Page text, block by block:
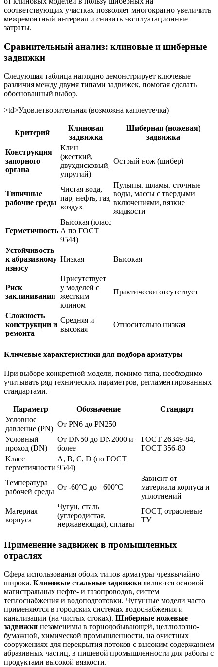
соответствующих участках позволяет многократно увеличить
межремонтный интервал и снизить эксплуатационные
затраты.
Сравнительный анализ: клиновые и шиберные
задвижки
Следующая таблица наглядно демонстрирует ключевые
различия между двумя типами задвижек, помогая сделать
обоснованный выбор.
>td>Удовлетворительная (возможна каплеутечка)
Критерий
Клиновая
задвижка
Шиберная (ножевая)
задвижка
Конструкция
запорного
органа
Клин
(жесткий,
двухдисковый,
упругий)
Острый нож (шибер)
Типичные
рабочие среды
Чистая вода,
пар, нефть, газ,
воздух
Пулыпы, шламы, сточные
воды, массы с твердыми
включениями, вязкие
жидкости
Герметичность
Высокая (класс
А по ГОСТ
9544)
Устойчивость
к абразивному
износу
Низкая Высокая
Риск
заклинивания
Присутствует
у моделей с
жестким
клином
Практически отсутствует
Сложность
конструкции и
ремонта
Средняя и
высокая
Относительно низкая
Ключевые характеристики для подбора арматуры
При выборе конкретной модели, помимо типа, необходимо
учитывать ряд технических параметров, регламентированных
стандартами.
Параметр Обозначение
Стандарт
Условное
давление (PN)
От PN6 до PN250
ГОСТ 26349-84,
ГОСТ 356-80
Условный
проход (DN)
От DN50 до DN2000 и
более
Класс
герметичности
А, В, С, D (по ГОСТ
9544)
Температура
рабочей среды
От -60°C до +600°C
Зависит от
материала корпуса и
уплотнений
Материал
корпуса
Чугун, сталь
(углеродистая,
нержавеющая), сплавы
ГОСТ, отраслевые
ТУ
Применение задвижек в промышленных
отраслях
Сфера использования обоих типов арматуры чрезвычайно
широка. Клиновые стальные задвижки являются основой
магистральных нефте- и газопроводов, систем
теплоснабжения и водоподготовки. Чугунные модели часто
применяются в городских системах водоснабжения и
канализации (на чистых стоках). Шиберные ножевые
задвижки незаменимы в горнодобывающей, целлюлозно-
бумажной, химической промышленности, на очистных
сооружениях для перекрытия потоков с высоким содержанием
абразивных частиц, в пищевой промышленности для работы с
продуктами высокой вязкости.